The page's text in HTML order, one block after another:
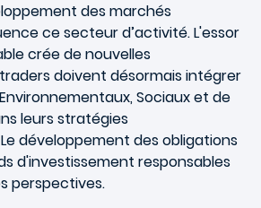
des marchés
ce secteur d’activité. L'essor
crée de nouvelles
doivent désormais intégrer
Sociaux et de
leurs stratégies
développement des obligations
d'investissement responsables
perspectives.